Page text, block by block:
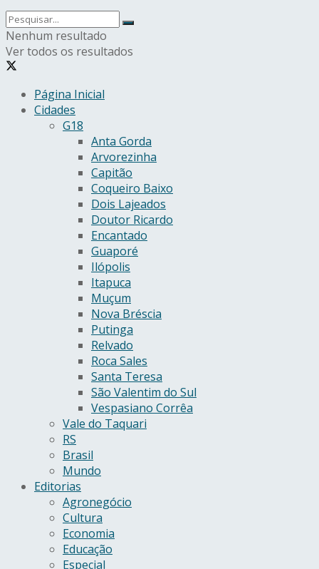
Nenhum resultado
Ver todos os resultados
Página Inicial
Cidades
G18
Anta Gorda
Arvorezinha
Capitão
Coqueiro Baixo
Dois Lajeados
Doutor Ricardo
Encantado
Guaporé
Ilópolis
Itapuca
Muçum
Nova Bréscia
Putinga
Relvado
Roca Sales
Santa Teresa
São Valentim do Sul
Vespasiano Corrêa
Vale do Taquari
RS
Brasil
Mundo
Editorias
Agronegócio
Cultura
Economia
Educação
Especial